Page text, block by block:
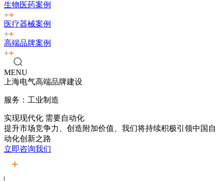
生物医药案例
医疗器械案例
高端品牌案例
MENU
上海电气高端品牌建设
服务：工业制造
实现现代化 需要自动化
提升市场竞争力、创造附加价值、我们将持续积极引领中国自
动化创新之路
立即咨询我们